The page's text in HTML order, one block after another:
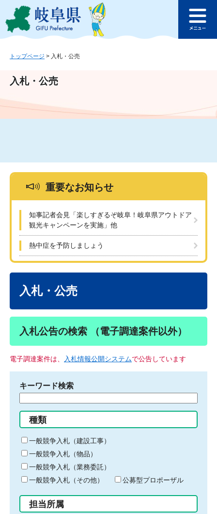
ジ
ュ
文
このページの本文へ
ュ
トップページ > 入札・公売
入札・公売
重要なお知らせ
知事記者会見「楽しすぎるぞ岐阜！岐阜県アウトドア
観光キャンペーンを実施」他
熱中症を予防しましょう
入札・公売
入札公告の検索 （電子調達案件以外）
電子調達案件は、 入札情報公開システムで公告しています
キーワード検索
る
キ
ー
ワ
ー
ド
入
力
種類
一般競争入札（建設工事）
一般競争入札（物品）
一般競争入札（業務委託）
一般競争入札（その他）
公募型プロポーザル
担当所属